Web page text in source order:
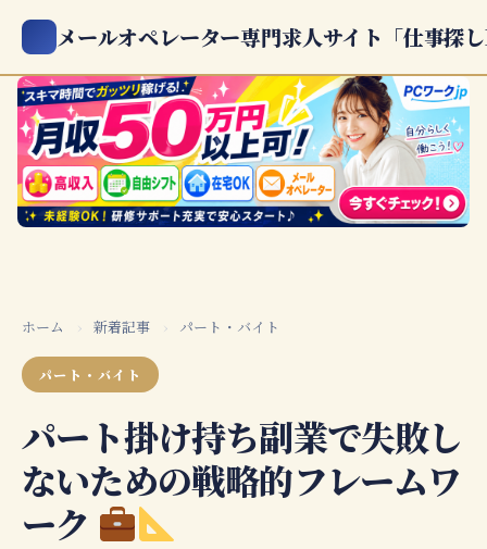
メールオペレーター専門求人サイト「仕事探
ホーム › 新着記事 › パート・バイト
パート・バイト
パート掛け持ち副業で失敗し
ないための戦略的フレームワ
ーク